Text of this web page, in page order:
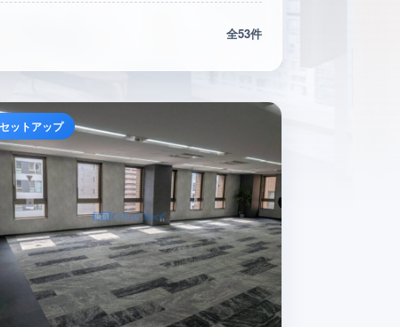
全53件
セットアップ